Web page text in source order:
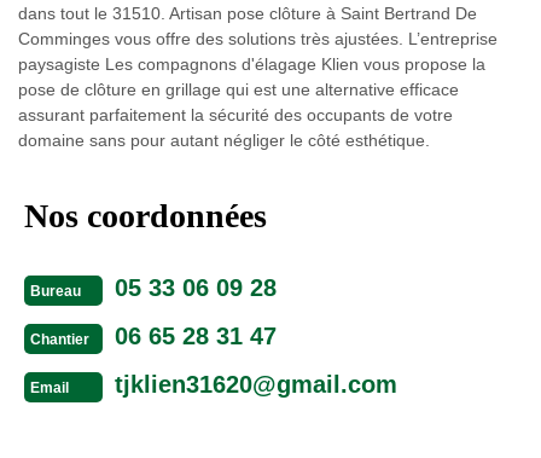
dans tout le 31510. Artisan pose clôture à Saint Bertrand De
Comminges vous offre des solutions très ajustées. L’entreprise
paysagiste Les compagnons d'élagage Klien vous propose la
pose de clôture en grillage qui est une alternative efficace
assurant parfaitement la sécurité des occupants de votre
domaine sans pour autant négliger le côté esthétique.
Nos coordonnées
Bureau 05 33 06 09 28
Chantier 06 65 28 31 47
Email tjklien31620@gmail.com